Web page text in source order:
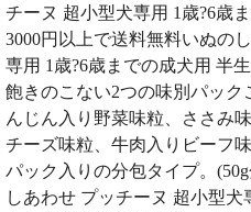
チーヌ 超小型犬専用 1歳?6歳
3000円以上で送料無料いぬの
専用 1歳?6歳までの成犬用 半
飽きのこない2つの味別パック
んじん入り野菜味粒、ささみ
チーズ味粒、牛肉入りビーフ
パック入りの分包タイプ。
しあわせ プッチーヌ 超小型